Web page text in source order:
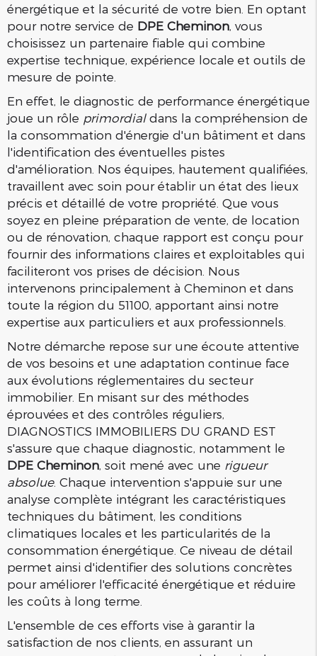
énergétique et la sécurité de votre bien. En optant
pour notre service de DPE Cheminon, vous
choisissez un partenaire fiable qui combine
expertise technique, expérience locale et outils de
mesure de pointe.
En effet, le diagnostic de performance énergétique
joue un rôle primordialdans la compréhension de
la consommation d'énergie d'un bâtiment et dans
l'identification des éventuelles pistes
d'amélioration. Nos équipes, hautement qualifiées,
travaillent avec soin pour établir un état des lieux
précis et détaillé de votre propriété. Que vous
soyez en pleine préparation de vente, de location
ou de rénovation, chaque rapport est conçu pour
fournir des informations claires et exploitables qui
faciliteront vos prises de décision. Nous
intervenons principalement à Cheminon et dans
toute la région du 51100, apportant ainsi notre
expertise aux particuliers et aux professionnels.
Notre démarche repose sur une écoute attentive
de vos besoins et une adaptation continue face
aux évolutions réglementaires du secteur
immobilier. En misant sur des méthodes
éprouvées et des contrôles réguliers,
DIAGNOSTICS IMMOBILIERS DU GRAND EST
s'assure que chaque diagnostic, notamment le
DPE Cheminon, soit mené avec une rigueur
absolue. Chaque intervention s'appuie sur une
analyse complète intégrant les caractéristiques
techniques du bâtiment, les conditions
climatiques locales et les particularités de la
consommation énergétique. Ce niveau de détail
permet ainsi d'identifier des solutions concrètes
pour améliorer l'efficacité énergétique et réduire
les coûts à long terme.
L'ensemble de ces efforts vise à garantir la
satisfaction de nos clients, en assurant un